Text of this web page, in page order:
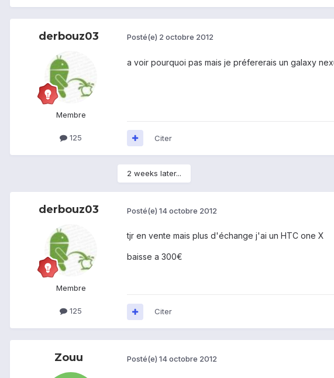
derbouz03
Membre
125
Posté(e) 2 octobre 2012
a voir pourquoi pas mais je préfererais un galaxy
Citer
2 weeks later...
derbouz03
Membre
125
Posté(e) 14 octobre 2012
tjr en vente mais plus d'échange j'ai un HTC one X
baisse a 300€
Citer
Zouu Posté(e) 14 octobre 2012